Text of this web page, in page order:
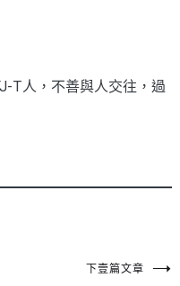
T人，不善與人交往，過
下壹篇文章